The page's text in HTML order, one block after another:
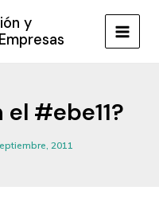
y
MAIN
#ebe11?
2011